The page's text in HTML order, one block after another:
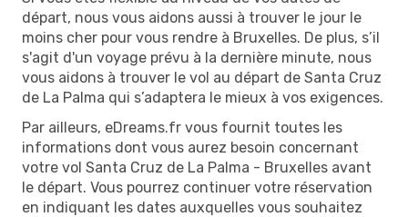
départ, nous vous aidons aussi à trouver le jour le
moins cher pour vous rendre à Bruxelles. De plus, s’il
s'agit d'un voyage prévu à la dernière minute, nous
vous aidons à trouver le vol au départ de Santa Cruz
de La Palma qui s’adaptera le mieux à vos exigences.
Par ailleurs, eDreams.fr vous fournit toutes les
informations dont vous aurez besoin concernant
votre vol Santa Cruz de La Palma - Bruxelles avant
le départ. Vous pourrez continuer votre réservation
en indiquant les dates auxquelles vous souhaitez